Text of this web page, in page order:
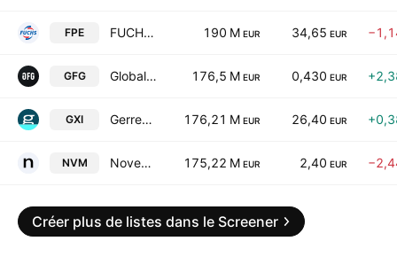
FPE FUCHS SE 190 M EUR 34,65 EUR
GFG Global Fashion Group S.A. 176,5 M EUR 0,430 EUR
GXI Gerresheimer AG 176,21 M EUR 26,40 EUR
NVM Novem Group SA 175,22 M EUR 2,40 EUR
Créer plus de listes dans le Screener